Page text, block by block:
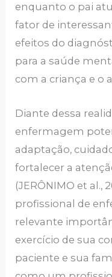
enquanto o pai
fator de
efeitos do
para a saúde
com a criança e o
Diante dessa
enfermagem
adaptação,
fortalecer a
(JERÔNIMO et al.,
profissional de
relevante
exercício de sua
paciente e sua